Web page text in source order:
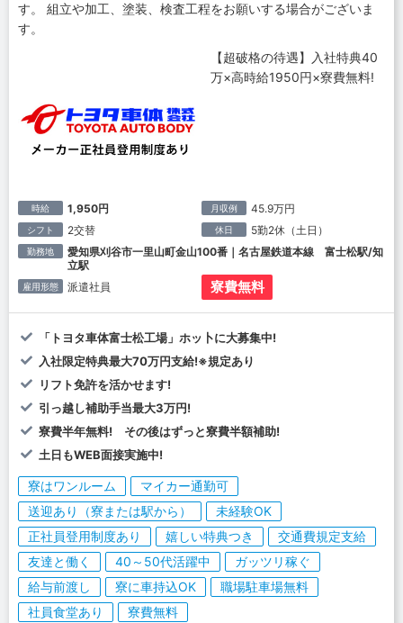
す。 組立や加工、塗装、検査工程をお願いする場合がございま
す。
【超破格の待遇】入社特典40
万×高時給1950円×寮費無料!
時給 1,950円 月収例 45.9万円
シフト 2交替 休日 5勤2休（土日）
勤務地
愛知県刈谷市一里山町金山100番｜名古屋鉄道本線 富士松駅/知
立駅
雇用形態 派遣社員 寮費無料
「トヨタ車体富士松工場」ホッ卜に大募集中!
入社限定特典最大70万円支給!※規定あり
リフト免許を活かせます!
引っ越し補助手当最大3万円!
寮費半年無料! その後はずっと寮費半額補助!
土日もWEB面接実施中!
寮はワンルーム
マイカー通勤可
送迎あり（寮または駅から）
未経験OK
正社員登用制度あり
嬉しい特典つき
交通費規定支給
友達と働く
40～50代活躍中
ガッツリ稼ぐ
給与前渡し
寮に車持込OK
職場駐車場無料
社員食堂あり
寮費無料